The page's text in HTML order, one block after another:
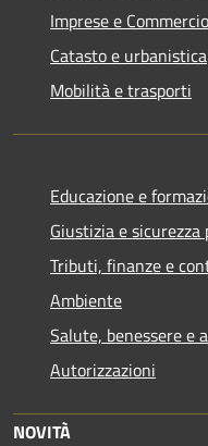
Imprese e Commercio
Catasto e urbanistica
Mobilità e trasporti
Educazione e
Giustizia e sicurezza
Tributi, finanze e
Ambiente
Salute, benessere e
Autorizzazioni
NOVITÀ